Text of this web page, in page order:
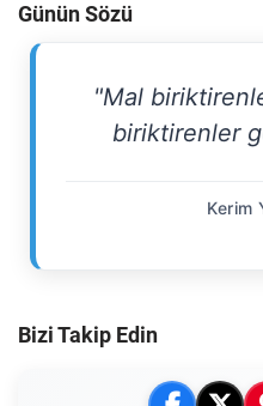
Günün Sözü
"Mal
biriktirenler
Kerim
Bizi Takip Edin